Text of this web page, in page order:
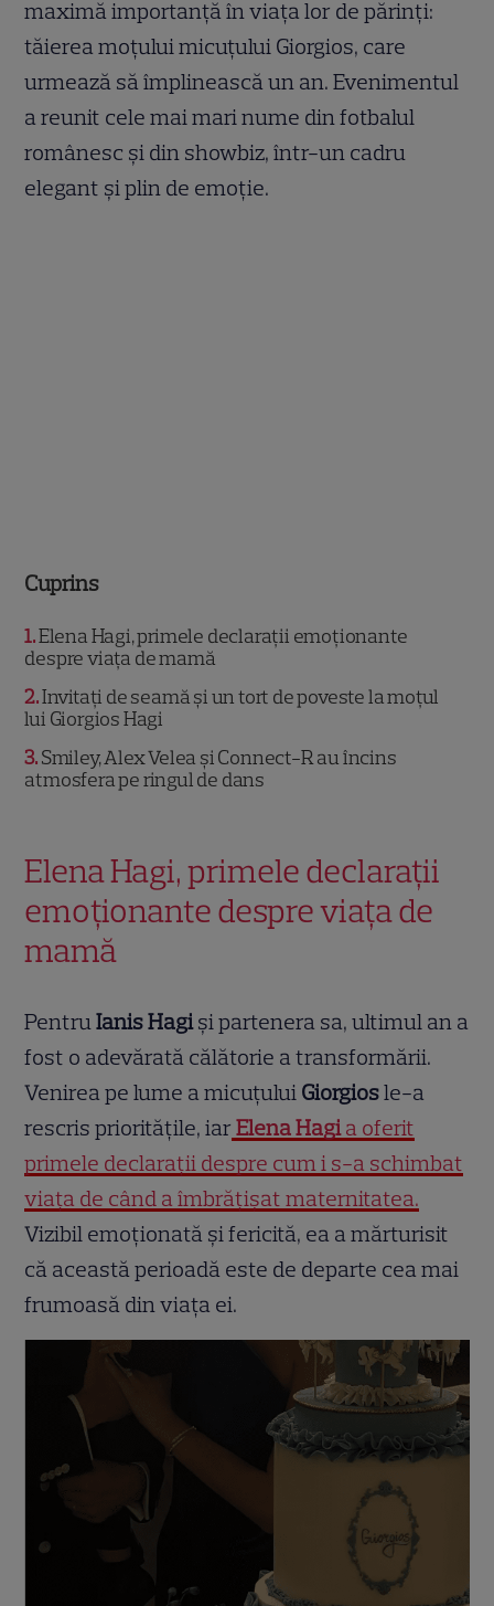
maximă importanță în viața lor de părinți:
tăierea moțului micuțului Giorgios, care
urmează să împlinească un an. Evenimentul
a reunit cele mai mari nume din fotbalul
românesc și din showbiz, într-un cadru
elegant și plin de emoție.
Cuprins
1 Elena Hagi, primele declarații emoționante
despre viața de mamă
2 Invitați de seamă și un tort de poveste la moțul
lui Giorgios Hagi
3 Smiley, Alex Velea și Connect-R au încins
atmosfera pe ringul de dans
Elena Hagi, primele declarații
emoționante despre viața de
mamă
PentruIanis Hagiși partenera sa, ultimul an a
fost o adevărată călătorie a transformării.
Venirea pe lume a micuțului Giorgiosle-a
rescris prioritățile, iar Elena Hagia oferit
primele declarații despre cum i s-a schimbat
viața de când a îmbrățișat maternitatea.
Vizibil emoționată și fericită, ea a mărturisit
că această perioadă este de departe cea mai
frumoasă din viața ei.